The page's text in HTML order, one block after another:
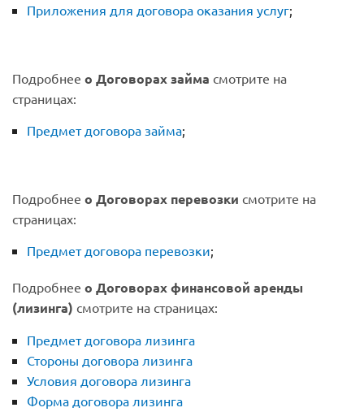
Приложения для договора оказания услуг;
Подробнее о Договорах займа смотрите на
страницах:
Предмет договора займа;
Подробнее о Договорах перевозки смотрите на
страницах:
Предмет договора перевозки;
Подробнее о Договорах финансовой аренды
(лизинга) смотрите на страницах:
Предмет договора лизинга
Стороны договора лизинга
Условия договора лизинга
Форма договора лизинга